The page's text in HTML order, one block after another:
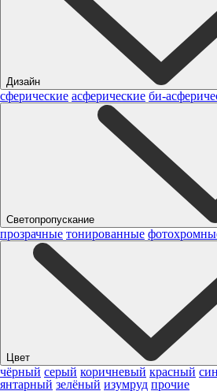
Дизайн
сферические асферические би-
Светопропускание
прозрачные тонированные
Цвет
чёрный серый коричневый красный
янтарный зелёный изумруд прочие